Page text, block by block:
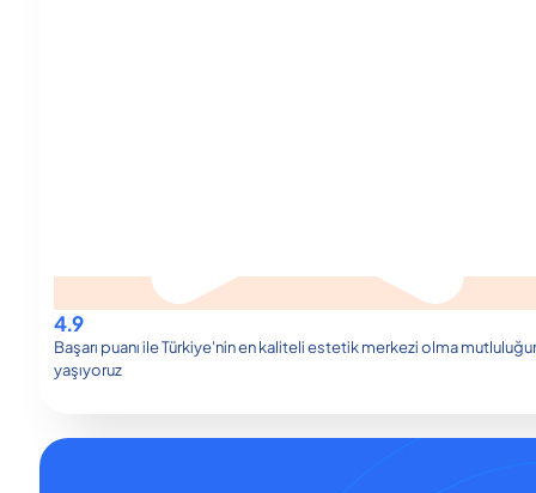
4.9
Başarı puanı ile Türkiye'nin en kaliteli estetik merkezi olma
yaşıyoruz